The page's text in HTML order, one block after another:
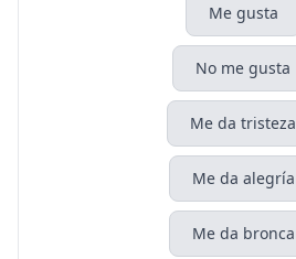
Me gusta
No me gusta
Me da tristeza
Me da alegría
Me da bronca